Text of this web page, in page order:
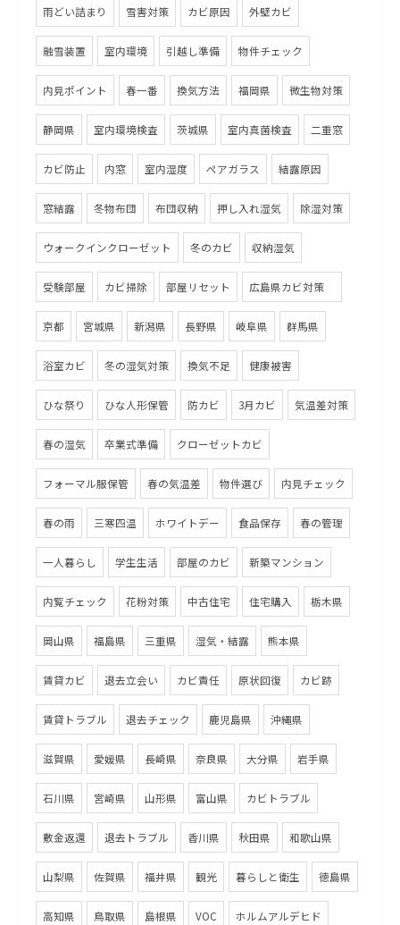
雨どい詰まり 雪害対策 カビ原因 外壁カビ
融雪装置 室内環境 引越し準備 物件チェック
内見ポイント 春一番 換気方法 福岡県 微生物対策
静岡県 室内環境検査 茨城県 室内真菌検査 二重窓
カビ防止 内窓 室内湿度 ペアガラス 結露原因
窓結露 冬物布団 布団収納 押し入れ湿気 除湿対策
ウォークインクローゼット 冬のカビ 収納湿気
受験部屋 カビ掃除 部屋リセット 広島県カビ対策
京都 宮城県 新潟県 長野県 岐阜県 群馬県
浴室カビ 冬の湿気対策 換気不足 健康被害
ひな祭り ひな人形保管 防カビ 3月カビ 気温差対策
春の湿気 卒業式準備 クローゼットカビ
フォーマル服保管 春の気温差 物件選び 内見チェック
春の雨 三寒四温 ホワイトデー 食品保存 春の管理
一人暮らし 学生生活 部屋のカビ 新築マンション
内覧チェック 花粉対策 中古住宅 住宅購入 栃木県
岡山県 福島県 三重県 湿気・結露 熊本県
賃貸カビ 退去立会い カビ責任 原状回復 カビ跡
賃貸トラブル 退去チェック 鹿児島県 沖縄県
滋賀県 愛媛県 長崎県 奈良県 大分県 岩手県
石川県 宮崎県 山形県 富山県 カビトラブル
敷金返還 退去トラブル 香川県 秋田県 和歌山県
山梨県 佐賀県 福井県 観光 暮らしと衛生 徳島県
高知県 鳥取県 島根県 VOC ホルムアルデヒド